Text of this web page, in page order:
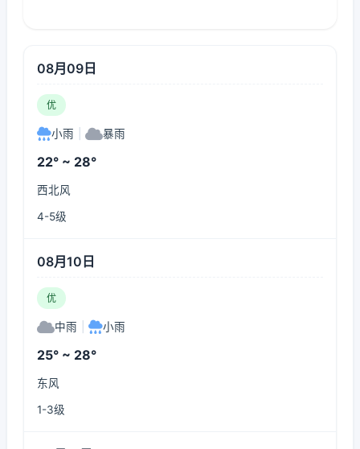
08月09日
优
小雨 暴雨
22° ~ 28°
西北风
4-5级
08月10日
优
中雨 小雨
25° ~ 28°
东风
1-3级